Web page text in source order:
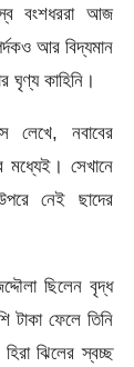
বংশধররা আজ
আর বিদ্যমান
ঘৃণ্য কাহিনি।
লেখে, নবাবের
মধ্যেই। সেখানে
নেই ছাদের
ছিলেন বৃদ্ধ
টাকা ফেলে তিনি
হিরা ঝিলের স্বচ্ছ